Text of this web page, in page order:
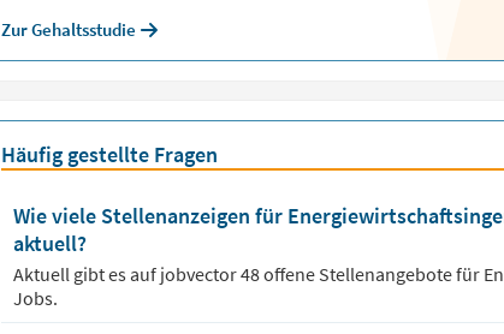
Zur Gehaltsstudie
Häufig gestellte Fragen
Wie viele Stellenanzeigen für
aktuell?
Aktuell gibt es auf jobvector48offene Stellenangebote für
Jobs.